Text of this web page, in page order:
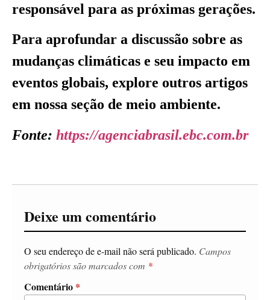
responsável para as próximas gerações.
Para aprofundar a discussão sobre as
mudanças climáticas e seu impacto em
eventos globais, explore outros artigos
em nossa seção de meio ambiente.
Fonte: https://agenciabrasil.ebc.com.br
Deixe um comentário
O seu endereço de e-mail não será publicado. Campos
obrigatórios são marcados com *
Comentário *